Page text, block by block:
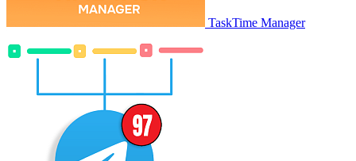
TaskTime Manager